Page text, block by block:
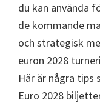
du kan använda
de kommande
och strategisk
euron 2028
Här är några tips
Euro 2028